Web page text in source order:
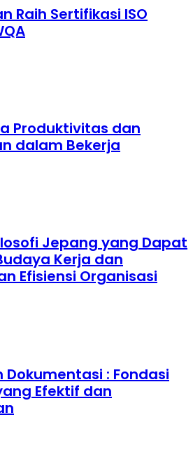
Raih Sertifikasi ISO
Produktivitas dan
dalam Bekerja
Jepang yang Dapat
Kerja dan
Efisiensi Organisasi
Dokumentasi : Fondasi
Efektif dan